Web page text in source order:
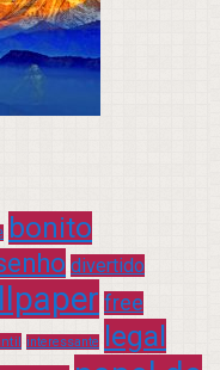
bonito
divertido
free
interessante legal